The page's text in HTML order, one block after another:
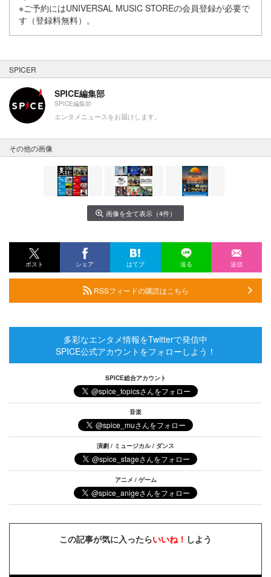
※ご予約にはUNIVERSAL MUSIC STOREの会員登録が必要で
す（登録料無料）。
SPICER
SPICE編集部
SPICE編集部
エンタメニュースをお届けします。
その他の画像
画像を全て表示（4件）
ポスト シェア はてブ 送る 送信
RSSフィードの購読はこちら
多彩なエンタメ情報をTwitterで発信中
SPICE公式アカウントをフォローしよう！
SPICE総合アカウント
音楽
演劇 / ミュージカル / ダンス
アニメ / ゲーム
この記事が気に入ったらいいね！ しよう